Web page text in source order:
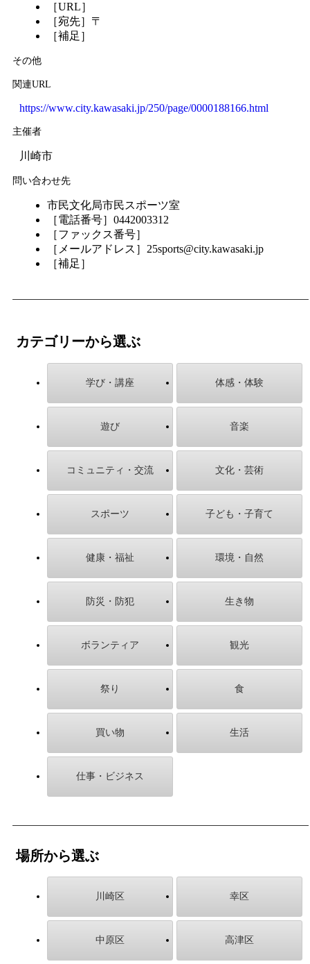
［URL］
［宛先］〒
［補足］
その他
関連URL
https://www.city.kawasaki.jp/250/page/0000188166.html
主催者
川崎市
問い合わせ先
市民文化局市民スポーツ室
［電話番号］0442003312
［ファックス番号］
［メールアドレス］25sports@city.kawasaki.jp
［補足］
カテゴリーから選ぶ
学び・講座 体感・体験
遊び 音楽
コミュニティ・交流 文化・芸術
スポーツ 子ども・子育て
健康・福祉 環境・自然
防災・防犯 生き物
ボランティア 観光
祭り 食
買い物 生活
仕事・ビジネス
場所から選ぶ
川崎区 幸区
中原区 高津区